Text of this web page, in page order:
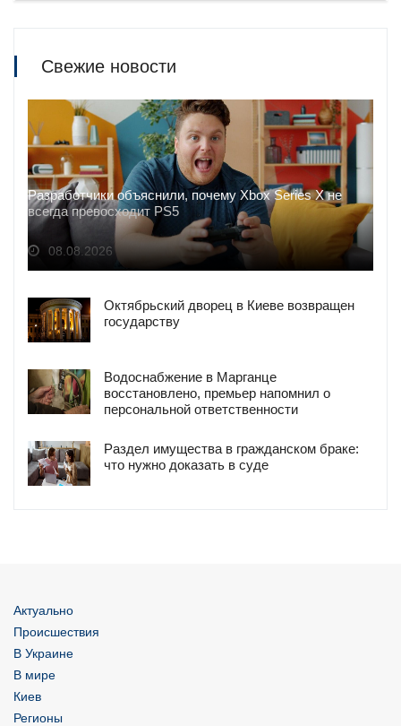
Свежие новости
Разработчики объяснили, почему Xbox Series X не
всегда превосходит PS5
08.08.2026
Октябрьский дворец в Киеве возвращен
государству
Водоснабжение в Марганце
восстановлено, премьер напомнил о
персональной ответственности
Раздел имущества в гражданском браке:
что нужно доказать в суде
Актуально
Происшествия
В Украине
В мире
Киев
Регионы